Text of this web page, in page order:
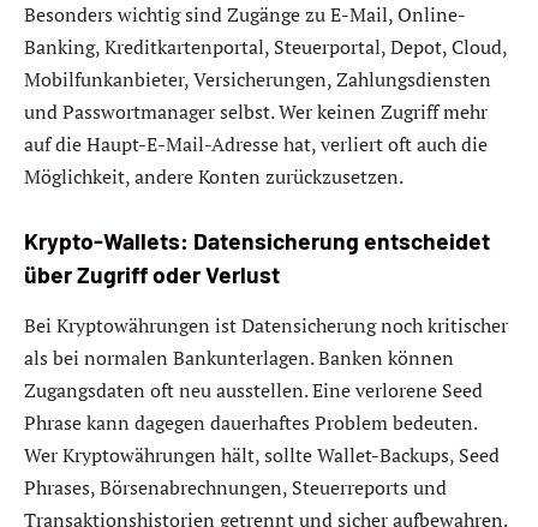
Besonders wichtig sind Zugänge zu E-Mail, Online-
Banking, Kreditkartenportal, Steuerportal, Depot, Cloud,
Mobilfunkanbieter, Versicherungen, Zahlungsdiensten
und Passwortmanager selbst. Wer keinen Zugriff mehr
auf die Haupt-E-Mail-Adresse hat, verliert oft auch die
Möglichkeit, andere Konten zurückzusetzen.
Krypto-Wallets: Datensicherung entscheidet
über Zugriff oder Verlust
Bei Kryptowährungen ist Datensicherung noch kritischer
als bei normalen Bankunterlagen. Banken können
Zugangsdaten oft neu ausstellen. Eine verlorene Seed
Phrase kann dagegen dauerhaftes Problem bedeuten.
Wer Kryptowährungen hält, sollte Wallet-Backups, Seed
Phrases, Börsenabrechnungen, Steuerreports und
Transaktionshistorien getrennt und sicher aufbewahren.